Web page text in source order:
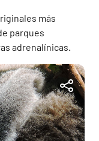
más
parques
adrenalínicas.